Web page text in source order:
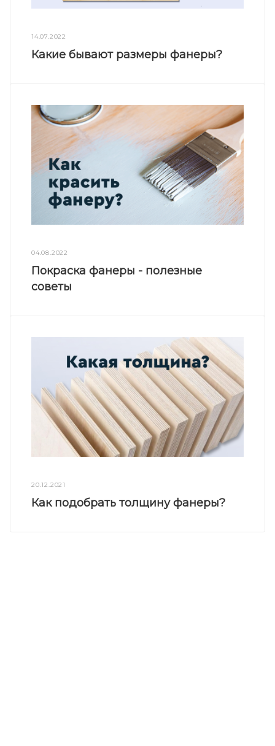
14.07.2022
Какие бывают размеры фанеры?
04.08.2022
Покраска фанеры - полезные
советы
20.12.2021
Как подобрать толщину фанеры?